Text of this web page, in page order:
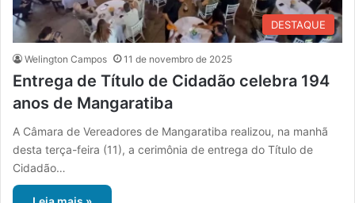
DESTAQUE
Welington Campos 11 de novembro de 2025
Entrega de Título de Cidadão celebra 194
anos de Mangaratiba
A Câmara de Vereadores de Mangaratiba realizou, na manhã
desta terça-feira (11), a cerimônia de entrega do Título de
Cidadão…